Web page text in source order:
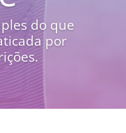
do que
por